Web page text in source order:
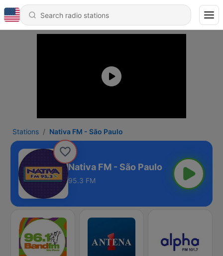
Stations Nativa FM - São Paulo
Nativa FM - São Paulo
95.3 FM